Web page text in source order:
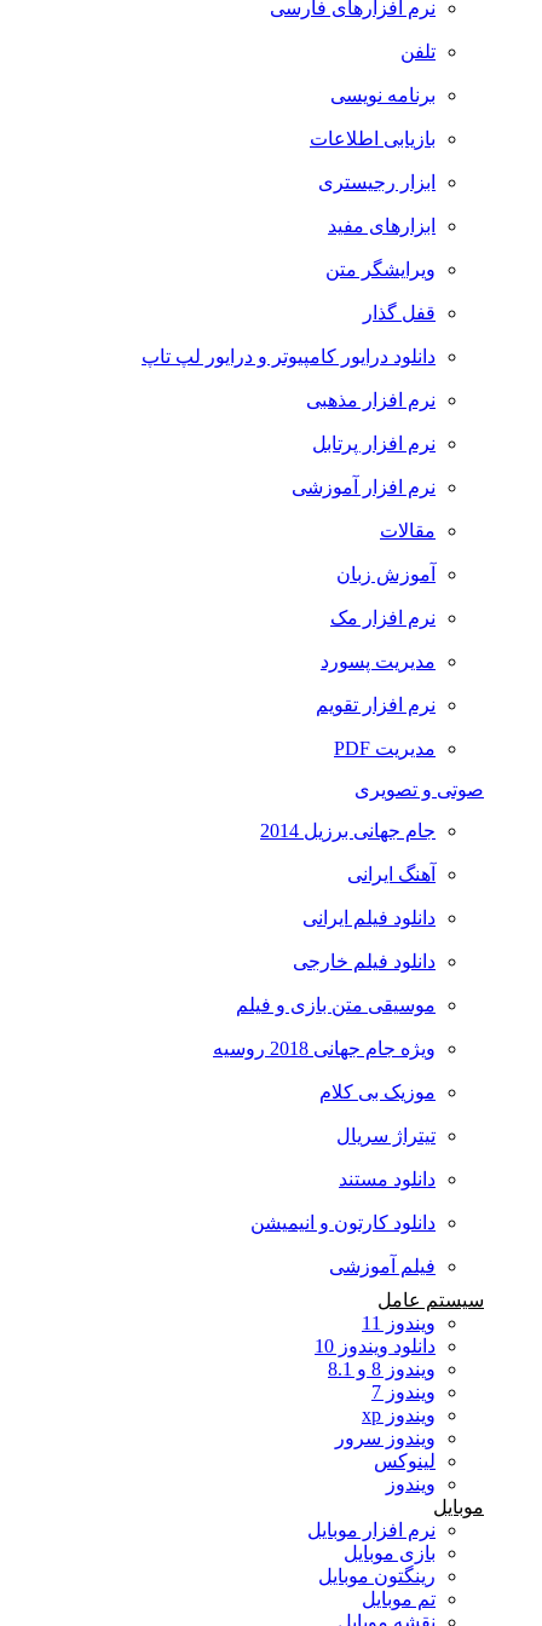
نرم افزارهای فارسی
تلفن
برنامه نویسی
بازیابی اطلاعات
ابزار رجیستری
ابزارهای مفید
ویرایشگر متن
قفل گذار
دانلود درایور کامپیوتر و درایور لپ تاپ
نرم افزار مذهبی
نرم افزار پرتابل
نرم افزار آموزشی
مقالات
آموزش زبان
نرم افزار مک
مدیریت پسورد
نرم افزار تقویم
مدیریت PDF
صوتی و تصویری
جام جهانی برزیل 2014
آهنگ ایرانی
دانلود فیلم ایرانی
دانلود فیلم خارجی
موسیقی متن بازی و فیلم
ویژه جام جهانی 2018 روسیه
موزیک بی کلام
تیتراژ سریال
دانلود مستند
دانلود کارتون و انیمیشن
فیلم آموزشی
سیستم عامل
ویندوز 11
دانلود ویندوز 10
ویندوز 8 و 8.1
ویندوز 7
ویندوز xp
ویندوز سرور
لینوکس
ویندوز
موبایل
نرم افزار موبایل
بازی موبایل
رینگتون موبایل
تم موبایل
نقشه موبایل